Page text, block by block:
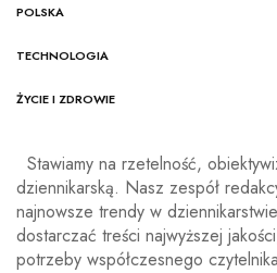
POLSKA
TECHNOLOGIA
ŻYCIE I ZDROWIE
Stawiamy na rzetelność,
dziennikarską. Nasz zespół
najnowsze trendy w
dostarczać treści najwyższej
potrzeby współczesnego